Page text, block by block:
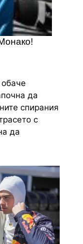
да
спирания
с
да